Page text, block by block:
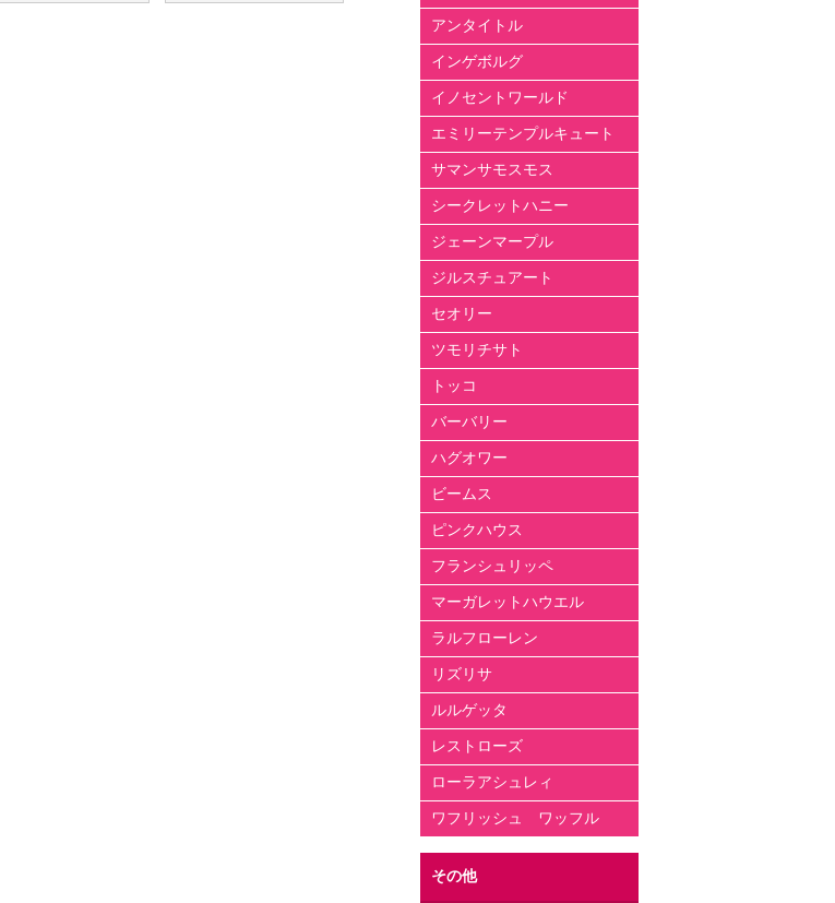
アンタイトル
インゲボルグ
イノセントワールド
エミリーテンプルキュート
サマンサモスモス
シークレットハニー
ジェーンマープル
ジルスチュアート
セオリー
ツモリチサト
トッコ
バーバリー
ハグオワー
ビームス
ピンクハウス
フランシュリッペ
マーガレットハウエル
ラルフローレン
リズリサ
ルルゲッタ
レストローズ
ローラアシュレィ
ワフリッシュ ワッフル
その他